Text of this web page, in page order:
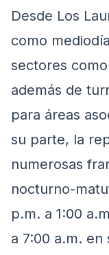
Desde Los
como
sectores
además de
para áreas
su parte, la
numerosas
nocturno-
p.m. a 1:00
a 7:00 a.m. en